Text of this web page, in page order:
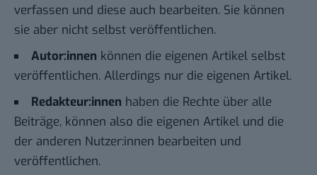
verfassen und diese auch bearbeiten. Sie können
sie aber nicht selbst veröffentlichen.
Autor:innen können die eigenen Artikel selbst
veröffentlichen. Allerdings nur die eigenen Artikel.
Redakteur:innen haben die Rechte über alle
Beiträge, können also die eigenen Artikel und die
der anderen Nutzer:innen bearbeiten und
veröffentlichen.